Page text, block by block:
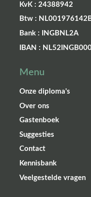
KvK : 24388942
Btw :
Bank : INGBNL2A
IBAN :
Menu
Onze diploma's
Over ons
Gastenboek
Suggesties
Contact
Kennisbank
Veelgestelde vragen